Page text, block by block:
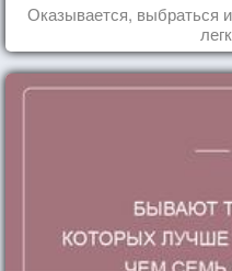
Оказывается, выбраться